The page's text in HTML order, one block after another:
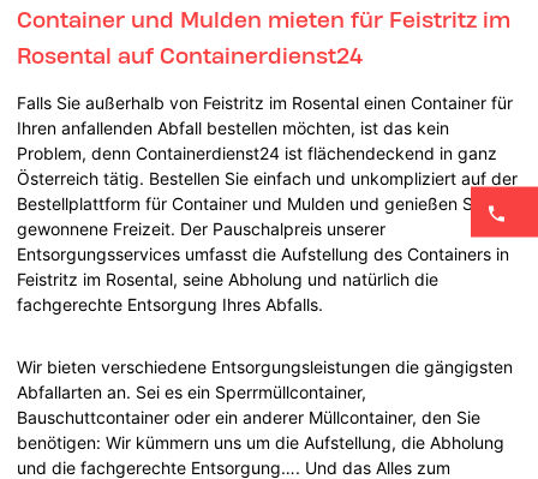
Container und Mulden mieten für Feistritz im
Rosental auf Containerdienst24
Falls Sie außerhalb von Feistritz im Rosental einen Container für
Ihren anfallenden Abfall bestellen möchten, ist das kein
Problem, denn Containerdienst24 ist flächendeckend in ganz
Österreich tätig. Bestellen Sie einfach und unkompliziert auf der
Bestellplattform für Container und Mulden und genießen Sie die
gewonnene Freizeit. Der Pauschalpreis unserer
Entsorgungsservices umfasst die Aufstellung des Containers in
Feistritz im Rosental, seine Abholung und natürlich die
fachgerechte Entsorgung Ihres Abfalls.
Wir bieten verschiedene Entsorgungsleistungen die gängigsten
Abfallarten an. Sei es ein Sperrmüllcontainer,
Bauschuttcontainer oder ein anderer Müllcontainer, den Sie
benötigen: Wir kümmern uns um die Aufstellung, die Abholung
und die fachgerechte Entsorgung…. Und das Alles zum